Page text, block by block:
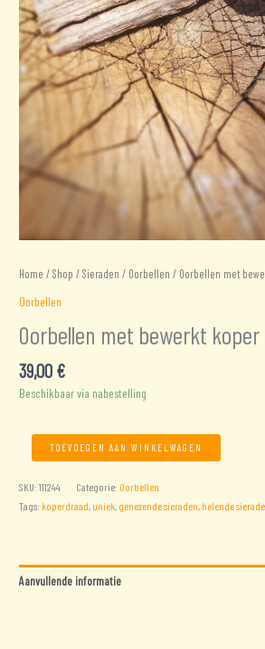
Home /Shop /Sieraden / Oorbellen / Oorbellen met
Oorbellen
Oorbellen met bewerkt koper
39,00 €
Beschikbaar via nabestelling
Oorbellen
met
bewerkt
koper
TOEVOEGEN AAN WINKELWAGEN
SKU:111244 Categorie: Oorbellen
Tags: koperdraad uniek genezende sieraden helende
Aanvullende informatie